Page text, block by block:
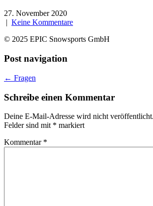
27. November 2020
| Keine Kommentare
© 2025 EPIC Snowsports GmbH
Post navigation
← Fragen
Schreibe einen Kommentar
Deine E-Mail-Adresse wird nicht veröffentlicht.
Felder sind mit * markiert
Kommentar *